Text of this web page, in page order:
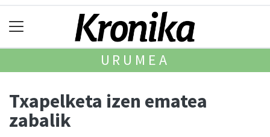
URUMEA
Txapelketa izen ematea
zabalik